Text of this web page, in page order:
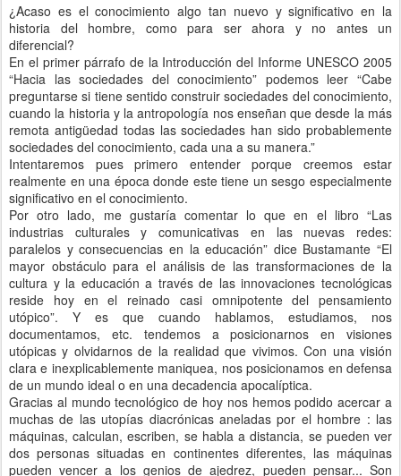
¿Acaso es el conocimiento algo tan nuevo y significativo en la
historia del hombre, como para ser ahora y no antes un
diferencial?
En el primer párrafo de la Introducción del Informe UNESCO 2005
“Hacia las sociedades del conocimiento” podemos leer “Cabe
preguntarse si tiene sentido construir sociedades del conocimiento,
cuando la historia y la antropología nos enseñan que desde la más
remota antigüedad todas las sociedades han sido probablemente
sociedades del conocimiento, cada una a su manera.”
Intentaremos pues primero entender porque creemos estar
realmente en una época donde este tiene un sesgo especialmente
significativo en el conocimiento.
Por otro lado, me gustaría comentar lo que en el libro “Las
industrias culturales y comunicativas en las nuevas redes:
paralelos y consecuencias en la educación” dice Bustamante “El
mayor obstáculo para el análisis de las transformaciones de la
cultura y la educación a través de las innovaciones tecnológicas
reside hoy en el reinado casi omnipotente del pensamiento
utópico”. Y es que cuando hablamos, estudiamos, nos
documentamos, etc. tendemos a posicionarnos en visiones
utópicas y olvidarnos de la realidad que vivimos. Con una visión
clara e inexplicablemente maniquea, nos posicionamos en defensa
de un mundo ideal o en una decadencia apocalíptica.
Gracias al mundo tecnológico de hoy nos hemos podido acercar a
muchas de las utopías diacrónicas aneladas por el hombre : las
máquinas, calculan, escriben, se habla a distancia, se pueden ver
dos personas situadas en continentes diferentes, las máquinas
pueden vencer a los genios de ajedrez, pueden pensar... Son